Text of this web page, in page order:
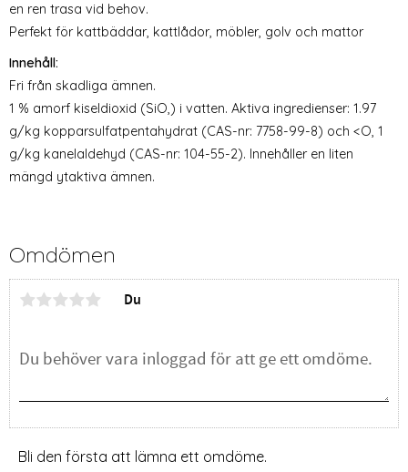
en ren trasa vid behov.
Perfekt för kattbäddar, kattlådor, möbler, golv och mattor
Innehåll:
Fri från skadliga ämnen.
1 % amorf kiseldioxid (SiO,) i vatten. Aktiva ingredienser: 1.97
g/kg kopparsulfatpentahydrat (CAS-nr: 7758-99-8) och <O, 1
g/kg kanelaldehyd (CAS-nr: 104-55-2). Innehåller en liten
mängd ytaktiva ämnen.
Omdömen
Du
Bli den första att lämna ett omdöme.